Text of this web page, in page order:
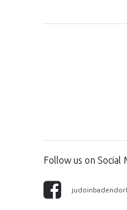
Follow us on Social